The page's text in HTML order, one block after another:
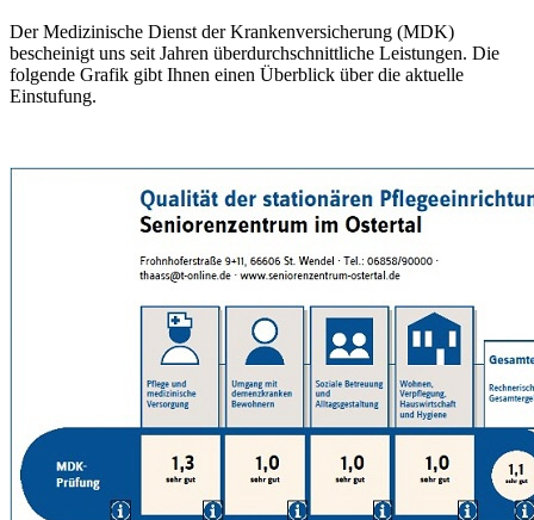
Der Medizinische Dienst der Krankenversicherung (MDK)
bescheinigt uns seit Jahren überdurchschnittliche Leistungen. Die
folgende Grafik gibt Ihnen einen Überblick über die aktuelle
Einstufung.